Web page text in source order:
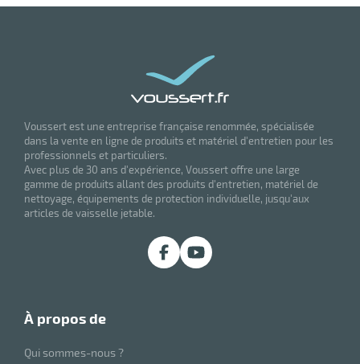
Voussert est une entreprise française renommée, spécialisée
dans la vente en ligne de produits et matériel d'entretien pour les
professionnels et particuliers.
Avec plus de 30 ans d'expérience, Voussert offre une large
gamme de produits allant des produits d'entretien, matériel de
nettoyage, équipements de protection individuelle, jusqu'aux
articles de vaisselle jetable.
à propos de
Qui sommes-nous ?